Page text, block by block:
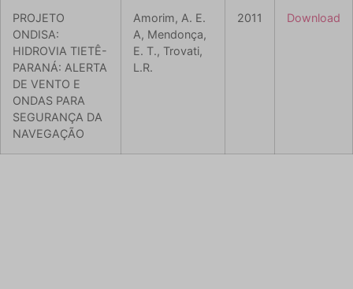
PROJETO
ONDISA:
HIDROVIA TIETÊ-
PARANÁ: ALERTA
DE VENTO E
ONDAS PARA
SEGURANÇA DA
NAVEGAÇÃO
Amorim, A. E.
A, Mendonça,
E. T., Trovati,
L.R.
2011 Download